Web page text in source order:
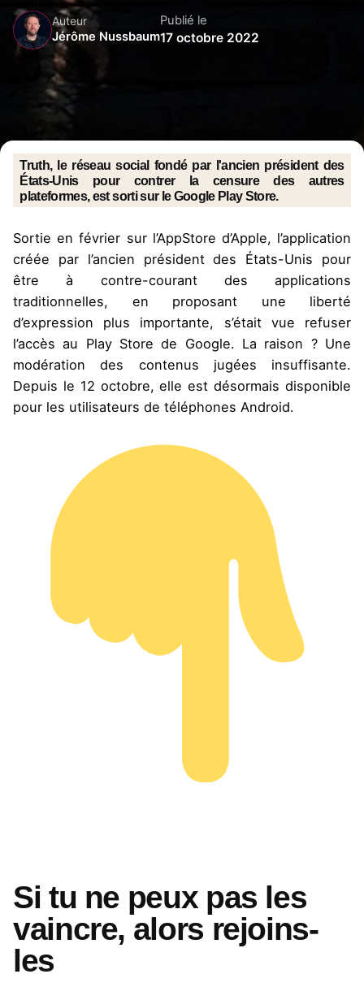
Auteur
Jérôme Nussbaum
Publié le
17 octobre 2022
Truth, le réseau social fondé par l'ancien président des
États-Unis pour contrer la censure des autres
plateformes, est sorti sur le Google Play Store.
Sortie en février sur l’AppStore d’Apple, l’application
créée par l’ancien président des États-Unis pour
être à contre-courant des applications
traditionnelles, en proposant une liberté
d’expression plus importante, s’était vue refuser
l’accès au Play Store de Google. La raison ? Une
modération des contenus jugées insuffisante.
Depuis le 12 octobre, elle est désormais disponible
pour les utilisateurs de téléphones Android.
Si tu ne peux pas les
vaincre, alors rejoins-
les